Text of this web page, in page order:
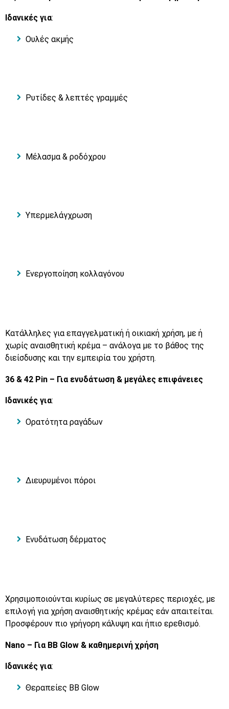
Ιδανικές για:
Ουλές ακμής
Ρυτίδες & λεπτές γραμμές
Μέλασμα & ροδόχρου
Υπερμελάγχρωση
Ενεργοποίηση κολλαγόνου
Κατάλληλες για επαγγελματική ή οικιακή χρήση, με ή
χωρίς αναισθητική κρέμα – ανάλογα με το βάθος της
διείσδυσης και την εμπειρία του χρήστη.
36 & 42 Pin – Για ενυδάτωση & μεγάλες επιφάνειες
Ιδανικές για:
Ορατότητα ραγάδων
Διευρυμένοι πόροι
Ενυδάτωση δέρματος
Χρησιμοποιούνται κυρίως σε μεγαλύτερες περιοχές, με
επιλογή για χρήση αναισθητικής κρέμας εάν απαιτείται.
Προσφέρουν πιο γρήγορη κάλυψη και ήπιο ερεθισμό.
Nano – Για BB Glow & καθημερινή χρήση
Ιδανικές για:
Θεραπείες BB Glow